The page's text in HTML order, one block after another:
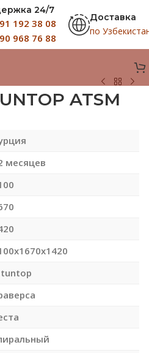
24/7
192 38 08
968 76 88
Доставка
по
ATSM
месяцев